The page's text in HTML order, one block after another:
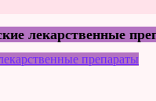
лекарственные
препараты